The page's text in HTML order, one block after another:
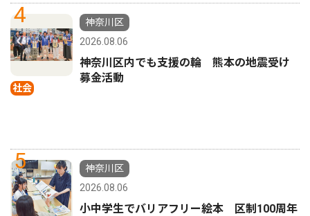
4
社会
神奈川区
2026.08.06
神奈川区内でも支援の輪 熊本の地震受け
募金活動
5
神奈川区
2026.08.06
小中学生でバリアフリー絵本 区制100周年